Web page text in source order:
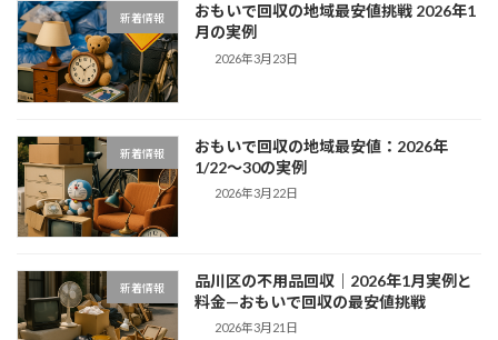
新着情報
おもいで回収の地域最安値挑戦 2026年1
月の実例
2026年3月23日
新着情報
おもいで回収の地域最安値：2026年
1/22〜30の実例
2026年3月22日
新着情報
品川区の不用品回収｜2026年1月実例と
料金—おもいで回収の最安値挑戦
2026年3月21日